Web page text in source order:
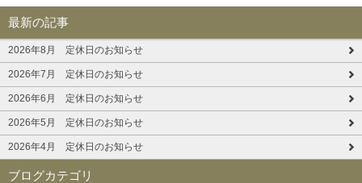
最新の記事
2026年8月 定休日のお知らせ
2026年7月 定休日のお知らせ
2026年6月 定休日のお知らせ
2026年5月 定休日のお知らせ
2026年4月 定休日のお知らせ
ブログカテゴリ